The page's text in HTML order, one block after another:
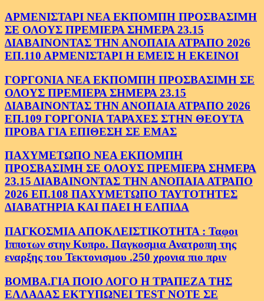
ΑΡΜΕΝΙΣΤΑΡΙ ΝΕΑ ΕΚΠΟΜΠΗ ΠΡΟΣΒΑΣΙΜΗ
ΣΕ ΟΛΟΥΣ ΠΡΕΜΙΕΡΑ ΣΗΜΕΡΑ 23.15
ΔΙΑΒΑΙΝΟΝΤΑΣ ΤΗΝ ΑΝΟΠΑΙΑ ΑΤΡΑΠΟ 2026
ΕΠ.110 ΑΡΜΕΝΙΣΤΑΡΙ Η ΕΜΕΙΣ Η ΕΚΕΙΝΟΙ
ΓΟΡΓΟΝΙΑ ΝΕΑ ΕΚΠΟΜΠΗ ΠΡΟΣΒΑΣΙΜΗ ΣΕ
ΟΛΟΥΣ ΠΡΕΜΙΕΡΑ ΣΗΜΕΡΑ 23.15
ΔΙΑΒΑΙΝΟΝΤΑΣ ΤΗΝ ΑΝΟΠΑΙΑ ΑΤΡΑΠΟ 2026
ΕΠ.109 ΓΟΡΓΟΝΙΑ ΤΑΡΑΧΕΣ ΣΤΗΝ ΘΕΟΥΤΑ
ΠΡΟΒΑ ΓΙΑ ΕΠΙΘΕΣΗ ΣΕ ΕΜΑΣ
ΠΑΧΥΜΕΤΩΠΟ ΝΕΑ ΕΚΠΟΜΠΗ
ΠΡΟΣΒΑΣΙΜΗ ΣΕ ΟΛΟΥΣ ΠΡΕΜΙΕΡΑ ΣΗΜΕΡΑ
23.15 ΔΙΑΒΑΙΝΟΝΤΑΣ ΤΗΝ ΑΝΟΠΑΙΑ ΑΤΡΑΠΟ
2026 ΕΠ.108 ΠΑΧΥΜΕΤΩΠΟ ΤΑΥΤΟΤΗΤΕΣ
ΔΙΑΒΑΤΗΡΙΑ ΚΑΙ ΠΑΕΙ Η ΕΛΠΙΔΑ
ΠΑΓΚΟΣΜΙΑ ΑΠΟΚΛΕΙΣΤΙΚΟΤΗΤΑ : Ταφοι
Ιπποτων στην Κυπρο. Παγκοσμια Ανατροπη της
εναρξης του Τεκτονισμου .250 χρονια πιο πριν
ΒΟΜΒΑ.ΓΙΑ ΠΟΙΟ ΛΟΓΟ Η ΤΡΑΠΕΖΑ ΤΗΣ
ΕΛΛΑΔΑΣ ΕΚΤΥΠΩΝΕΙ TEST NOTE ΣΕ